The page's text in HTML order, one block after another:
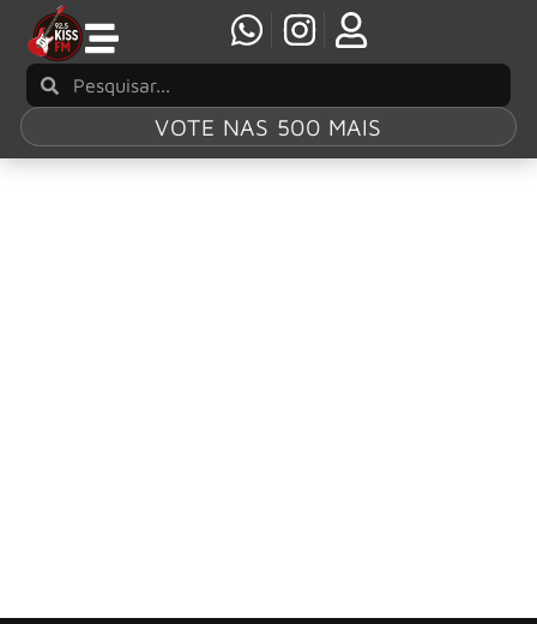
VOTE NAS 500 MAIS